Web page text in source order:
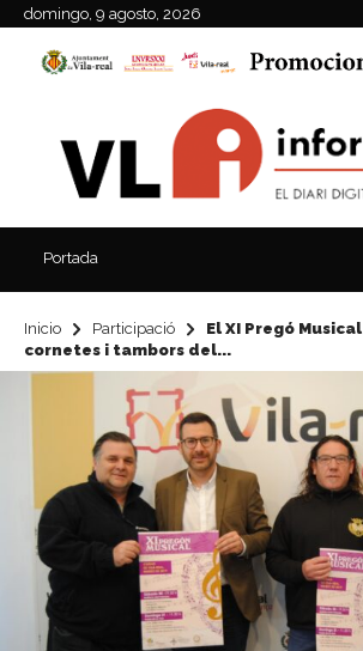
domingo, 9 agosto, 2026
Portada
Inicio Participació
El XI Pregó
cornetes i tambors del...